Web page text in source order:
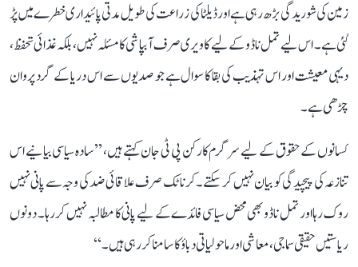
زمین کی شوریدگی بڑھ رہی ہے اور ڈیلٹا کی زراعت کی طویل مدتی پائیداری خطرے میں پڑ
گئی ہے۔ اس لیے تمل ناڈو کے لیے کاویری صرف آبپاشی کا مسئلہ نہیں، بلکہ غذائی تحفظ،
دیہی معیشت اور اس تہذیب کی بقا کا سوال ہے جو صدیوں سے اس دریا کے گرد پروان
چڑھی ہے۔
کسانوں کے حقوق کے لیے سرگرم کارکن پی ٹی جان کہتے ہیں، ’’سادہ سیاسی بیانیے اس
تنازعہ کی پیچیدگی کو بیان نہیں کر سکتے۔ کرناٹک صرف علاقائی ضد کی وجہ سے پانی نہیں
روک رہا اور تمل ناڈو بھی محض سیاسی فائدے کے لیے پانی کا مطالبہ نہیں کر رہا۔ دونوں
ریاستیں حقیقی سماجی، معاشی اور ماحولیاتی دباؤ کا سامنا کر رہی ہیں۔‘‘